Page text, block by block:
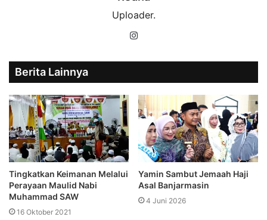
Uploader.
Instagram
Berita Lainnya
Tingkatkan Keimanan Melalui
Perayaan Maulid Nabi
Muhammad SAW
16 Oktober 2021
Yamin Sambut Jemaah Haji
Asal Banjarmasin
4 Juni 2026